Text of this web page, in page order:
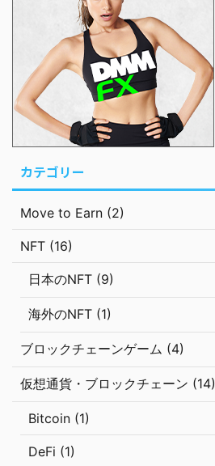
カテゴリー
Move to Earn (2)
NFT (16)
日本のNFT (9)
海外のNFT (1)
ブロックチェーンゲーム (4)
仮想通貨・ブロックチェーン (14)
Bitcoin (1)
DeFi (1)